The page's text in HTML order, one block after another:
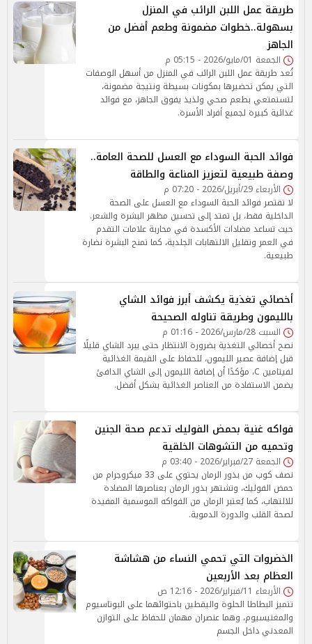
طريقة عمل اللبن الرائب في المنزل
بسهولة..خطوات مضمونة وطعم أفضل من
الجاهز
الجمعة 01/مايو/2026 - 05:15 م
تُعد طريقة عمل اللبن الرائب في المنزل من أسهل الوصفات
التي يمكن تحضيرها بمكونات بسيطة ونتيجة مضمونة،
لتستمتعي بطعم صحي ولذيذ يفوق الجاهز، مع فوائد
غذائية كبيرة لجميع أفراد الأسرة.
فوائد الحبة السوداء مع العسل للصحة العامة..
وصفة طبيعية لتعزيز المناعة والطاقة
الأربعاء 29/أبريل/2026 - 07:20 م
لا تقتصر فوائد الحبة السوداء مع العسل على الصحة
الداخلية فقط، بل تمتد إلى تحسين مظهر البشرة والشعر.
حيث تساعد مضادات الأكسدة في محاربة علامات التقدم
في العمر وتقليل الالتهابات الجلدية، كما تمنح البشرة نضارة
طبيعية.
أخصائي تغذية يكشف أبرز فوائد الشاي
بالليمون وطريقة تناوله الصحيحة
السبت 28/مارس/2026 - 01:16 م
نصح أخصائي التغذية بضرورة الانتظار حتى يبرد الشاي قليلًا
قبل إضافة عصير الليمون، للحفاظ على القيمة الغذائية
لفيتامين C، مؤكدًا أن إضافة الليمون إلى الشاي الدافئ
يضمن الاستفادة من العناصر الغذائية بشكل أفضل.
فواكه غنية بحمض الفوليك تدعم صحة الجنين
وتحميه من التشوهات الخلقية
الجمعة 27/فبراير/2026 - 03:40 م
نصف كوب من بذور الرمان يحتوي على 33 ميكروجرام من
حمض الفوليك، وتشتهر بذور الرمان بعناصرها المضادة
للالتهاب، كما يُعتبر الرمان من الفواكه الموسمية المفيدة
لصحة القلب والدورة الدموية.
الخضروات التي تحمي النساء من هشاشة
العظام بعد الأربعين
الأربعاء 11/فبراير/2026 - 12:16 ص
تتميز البطاطا الحلوة واليقطين باحتوائهما على البوتاسيوم
والمغنيسيوم، وهما عنصران مهمان للحفاظ على التوازن
المعدني داخل الجسم